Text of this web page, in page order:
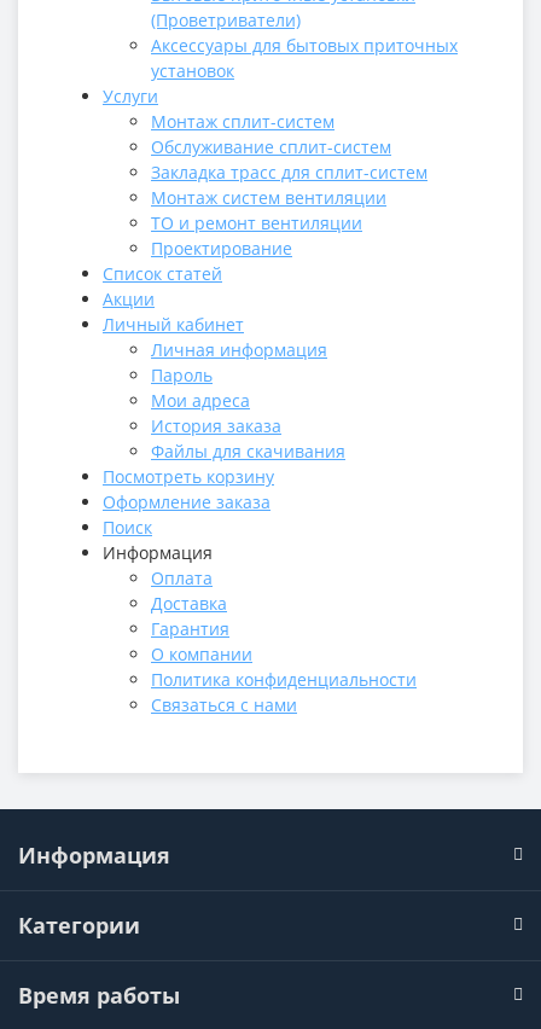
(Проветриватели)
Аксессуары для бытовых приточных
установок
Услуги
Монтаж сплит-систем
Обслуживание сплит-систем
Закладка трасс для сплит-систем
Монтаж систем вентиляции
ТО и ремонт вентиляции
Проектирование
Список статей
Акции
Личный кабинет
Личная информация
Пароль
Мои адреса
История заказа
Файлы для скачивания
Посмотреть корзину
Оформление заказа
Поиск
Информация
Оплата
Доставка
Гарантия
О компании
Политика конфиденциальности
Связаться с нами
Информация
Категории
Время работы